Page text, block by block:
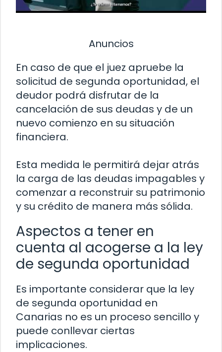
Anuncios
En caso de que el juez apruebe la
solicitud de segunda oportunidad, el
deudor podrá disfrutar de la
cancelación de sus deudas y de un
nuevo comienzo en su situación
financiera.
Esta medida le permitirá dejar atrás
la carga de las deudas impagables y
comenzar a reconstruir su patrimonio
y su crédito de manera más sólida.
Aspectos a tener en
cuenta al acogerse a la ley
de segunda oportunidad
Es importante considerar que la ley
de segunda oportunidad en
Canarias no es un proceso sencillo y
puede conllevar ciertas
implicaciones.